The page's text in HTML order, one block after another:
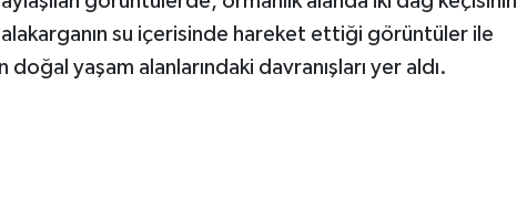
su içerisinde hareket ettiği görüntüler ile
doğal yaşam alanlarındaki davranışları yer aldı.